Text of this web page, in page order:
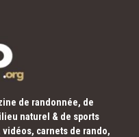
de randonnée, de
naturel & de sports
carnets de rando,